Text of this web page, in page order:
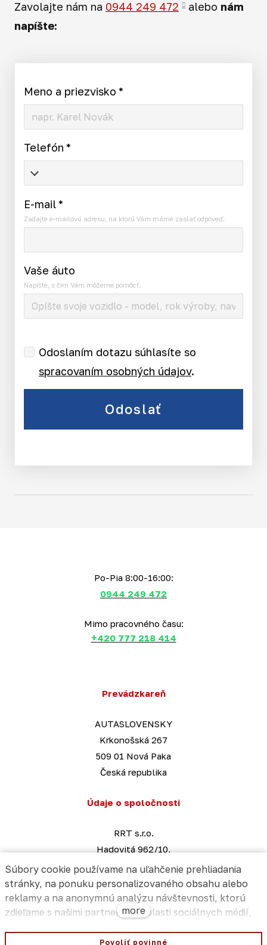
Zavolajte nám na 0944 249 472 alebo nám
napíšte:
Meno a priezvisko *
Telefón *
E-mail*
Zadajte e-mailovú adresu, na ktorú Vám máme zaslať odpoveď.
Vaše áuto
Napíšte, s čím Vám môžeme pomôcť.
Odoslaním dotazu súhlasíte so
spracovaním osobných údajov.
Odoslať
Po-Pia 8:00-16:00:
0944 249 472
Mimo pracovného času:
+420 777 218 414
Prevádzkareň
AUTASLOVENSKY
Krkonošská 267
509 01 Nová Paka
Česká republika
Údaje o spoločnosti
RRT s.r.o.
Hadovitá 962/10,
141 00 Praha 4
Česká republika
IČ: 27415139 | DIČ: CZ27415139
info@autaslovensky.sk
Súbory cookie používame na uľahčenie prehliadania
stránky, na ponuku personalizovaného obsahu alebo
reklamy a na anonymnú analýzu návštevnosti, ktorú
zdieľame s našimi partnermi v oblasti sociálnych médií,
pomocou odkazu "Nastavenia súborov cookie" a môžete
more
Povoliť povinné